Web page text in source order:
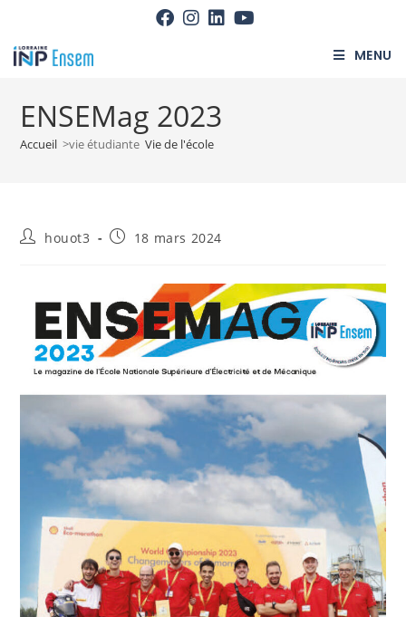
MENU
ENSEMag 2023
Accueil >vie étudiante Vie de l'école
houot3 18 mars 2024